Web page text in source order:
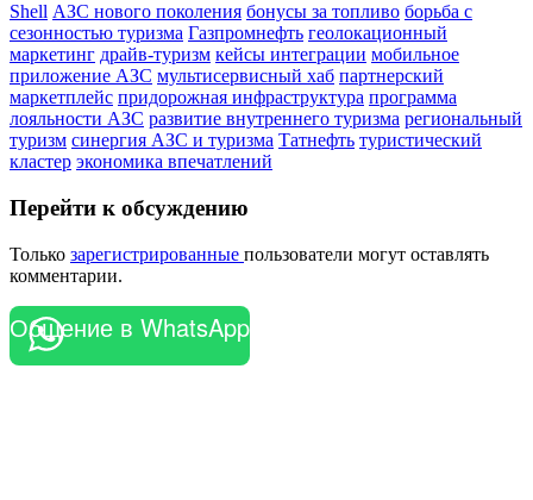
Shell АЗС нового поколения бонусы за топливо борьба с
сезонностью туризма Газпромнефть геолокационный
маркетинг драйв-туризм кейсы интеграции мобильное
приложение АЗС мультисервисный хаб партнерский
маркетплейс придорожная инфраструктура программа
лояльности АЗС развитие внутреннего туризма региональный
туризм синергия АЗС и туризма Татнефть туристический
кластер экономика впечатлений
Перейти к обсуждению
Только зарегистрированные пользователи могут оставлять
комментарии.
Общение в WhatsApp